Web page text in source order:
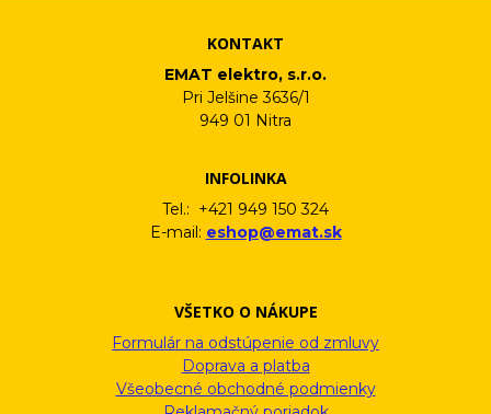
KONTAKT
EMAT elektro, s.r.o.
Pri Jelšine 3636/1
949 01 Nitra
INFOLINKA
Tel.: +421 949 150 324
E-mail: eshop@emat.sk
VŠETKO O NÁKUPE
Formulár na odstúpenie od zmluvy
Doprava a platba
Všeobecné obchodné podmienky